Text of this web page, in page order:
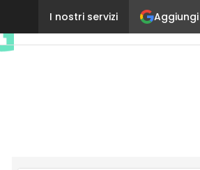
I nostri servizi
Caterline innova la gestione